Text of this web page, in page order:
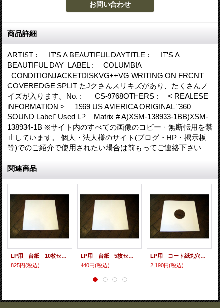
商品詳細
ARTIST : IT'S A BEAUTIFUL DAYTITLE : IT'S A
BEAUTIFUL DAY LABEL : COLUMBIA
CONDITIONJACKETDISKVG++VG WRITING ON FRONT
COVEREDGE SPLIT たJクさんスリキズがあり、たくさんノ
イズが入ります。No. : CS-9768OTHERS : < REALESE
iNFORMATION > 1969 US AMERICA ORIGINAL "360
SOUND Label" Used LP Matrix # A)XSM-138933-1BB)XSM-
138934-1B ※サイト内のすべての画像のコピー・無断転用を禁
止しています。 個人・法人様のサイト(ブログ・HP・掲示板
等)でのご紹介で使用されたい場合は前もってご連絡下さい
関連商品
LP用 台紙 10枚セット
825円(税込)
LP用 台紙 5枚セット
440円(税込)
LP用 コート紙丸穴ジャケ 10枚セット
2,190円(税込)